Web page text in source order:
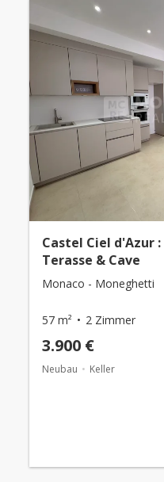
Castel Ciel d'Azur :
Terasse & Cave
Monaco - Moneghetti
57 m² 2 Zimmer
3.900 €
Neubau Keller